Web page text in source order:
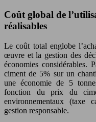
Coût global de
réalisables
Le coût total englobe
œuvre et la gestion des
économies considérables.
ciment de 5% sur un
une économie de 5
fonction du prix du
environnementaux (taxe
gestion responsable.